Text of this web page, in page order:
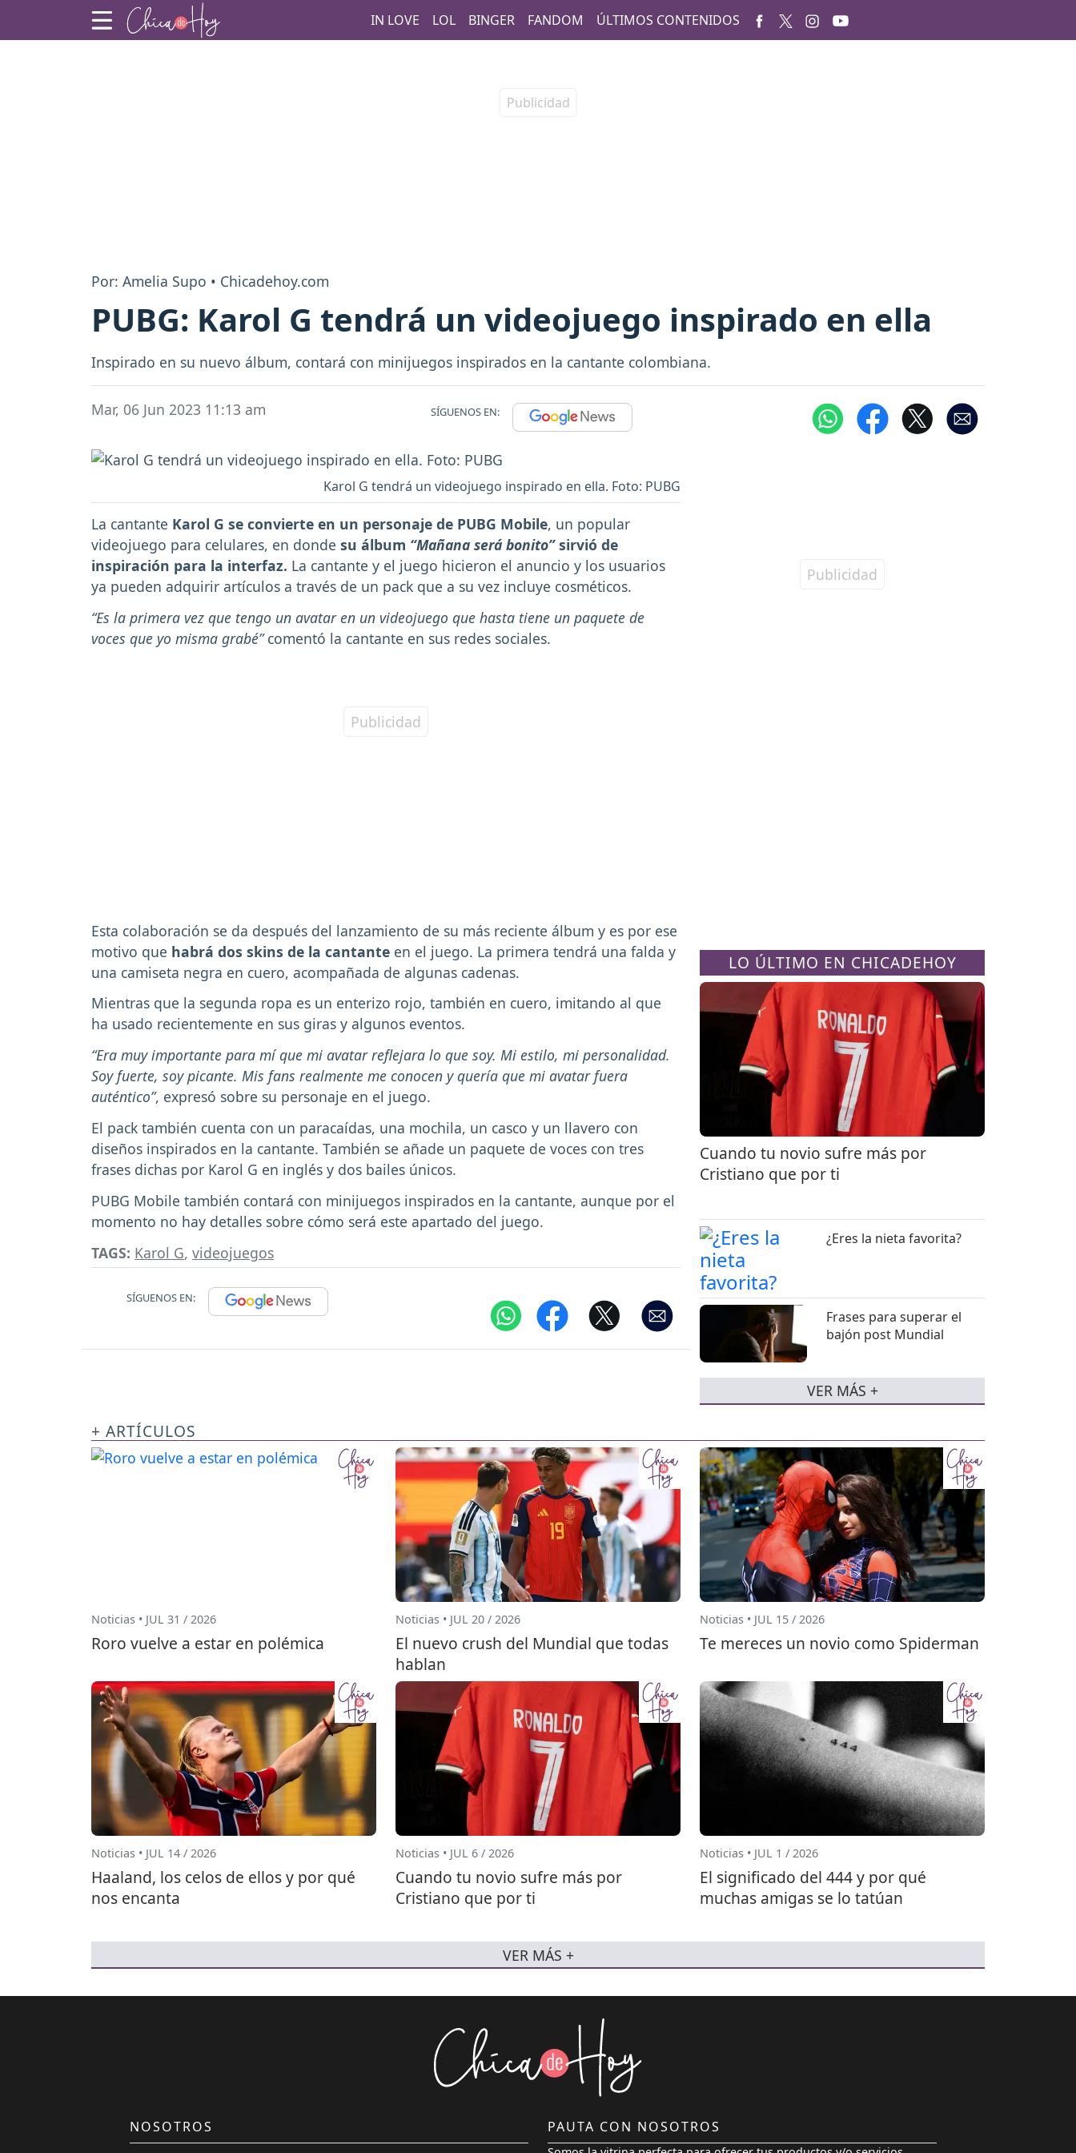
IN LOVE LOL BINGER FANDOM ÚLTIMOS CONTENIDOS
Por: Amelia Supo • Chicadehoy.com
PUBG: Karol G tendrá un videojuego inspirado en ella
Inspirado en su nuevo álbum, contará con minijuegos inspirados en la cantante colombiana.
Mar, 06 Jun 2023 11:13 am SÍGUENOS EN:
Karol G tendrá un videojuego inspirado en ella. Foto: PUBG
La cantante Karol G se convierte en un personaje de PUBG Mobile, un popular
videojuego para celulares, en donde su álbum “Mañana será bonito”sirvió de
inspiración para la interfaz. La cantante y el juego hicieron el anuncio y los usuarios
ya pueden adquirir artículos a través de un pack que a su vez incluye cosméticos.
“Es la primera vez que tengo un avatar en un videojuego que hasta tiene un paquete de
voces que yo misma grabé”comentó la cantante en sus redes sociales.
Esta colaboración se da después del lanzamiento de su más reciente álbum y es por ese
motivo que habrá dos skins de la cantante en el juego. La primera tendrá una falda y
una camiseta negra en cuero, acompañada de algunas cadenas.
Mientras que la segunda ropa es un enterizo rojo, también en cuero, imitando al que
ha usado recientemente en sus giras y algunos eventos.
“Era muy importante para mí que mi avatar reflejara lo que soy. Mi estilo, mi personalidad.
Soy fuerte, soy picante. Mis fans realmente me conocen y quería que mi avatar fuera
auténtico”, expresó sobre su personaje en el juego.
El pack también cuenta con un paracaídas, una mochila, un casco y un llavero con
diseños inspirados en la cantante. También se añade un paquete de voces con tres
frases dichas por Karol G en inglés y dos bailes únicos.
PUBG Mobile también contará con minijuegos inspirados en la cantante, aunque por el
momento no hay detalles sobre cómo será este apartado del juego.
TAGS: Karol G, videojuegos
SÍGUENOS EN:
LO ÚLTIMO EN CHICADEHOY
Cuando tu novio sufre más por
Cristiano que por ti
¿Eres la nieta favorita?
Frases para superar el
bajón post Mundial
VER MÁS +
+ ARTÍCULOS
Noticias • JUL 31 / 2026
Roro vuelve a estar en polémica
Noticias • JUL 20 / 2026
El nuevo crush del Mundial que todas
hablan
Noticias • JUL 15 / 2026
Te mereces un novio como Spiderman
Noticias • JUL 14 / 2026
Haaland, los celos de ellos y por qué
nos encanta
Noticias • JUL 6 / 2026
Cuando tu novio sufre más por
Cristiano que por ti
Noticias • JUL 1 / 2026
El significado del 444 y por qué
muchas amigas se lo tatúan
VER MÁS +
NOSOTROS PAUTA CON NOSOTROS